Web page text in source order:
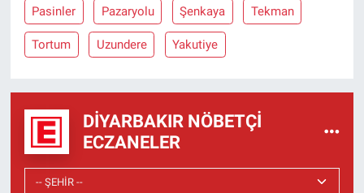
Pasinler Pazaryolu Şenkaya Tekman
Tortum Uzundere Yakutiye
DIYARBAKIR NÖBETÇI
ECZANELER